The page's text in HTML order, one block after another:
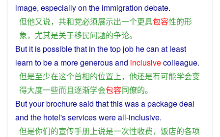
image, especiallyon the immigration debate.
但他又说， 共和党必须展示出一个更具包容性的形
象， 尤其是关于移民问题的争论。
But it ispossiblethat in thetop job hecan at least
learn to bea more generousand inclusivecolleague.
但是至少在这个首相的位置上， 他还是有可能学会变
得大度一些而且逐渐学会包容同僚的。
Butyourbrochuresaid that thiswasapackagedeal
and the hotel'sserviceswere all-inclusive.
但是你们的宣传手册上说是一次性收费， 饭店的各项